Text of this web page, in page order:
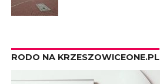
RODO NA KRZESZOWICEONE.PL